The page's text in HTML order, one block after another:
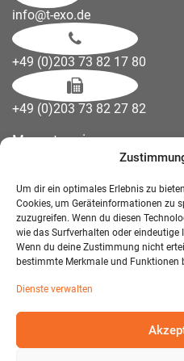
Um dir ein optimales Erlebnis zu
Cookies, um Geräteinformationen zu
zuzugreifen. Wenn du diesen
wie das Surfverhalten oder eindeutige
Wenn du deine Zustimmung nicht
bestimmte Merkmale und Funktionen
Dienste verwalten
info@t-exo.de
+49 (0)203 73 82 17 80
+49 (0)203 73 82 27 82
Messetermine
Downloads
Wandelemente
Über uns
Impressum
Datenschutzerklärung